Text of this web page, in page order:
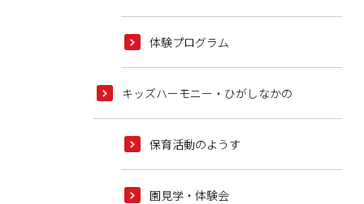
体験プログラム
キッズハーモニー・ひがしなかの
保育活動のようす
園見学・体験会